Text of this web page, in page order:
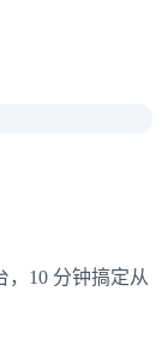
10 分钟搞定从